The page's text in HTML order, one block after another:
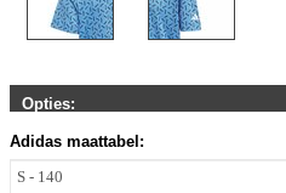
Opties:
Adidas maattabel: